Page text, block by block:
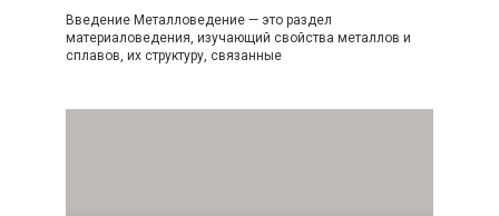
Введение Металловедение — это раздел
материаловедения, изучающий свойства металлов и
сплавов, их структуру, связанные